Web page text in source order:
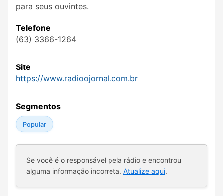
para seus ouvintes.
Telefone
(63) 3366-1264
Site
https://www.radioojornal.com.br
Segmentos
Popular
Se você é o responsável pela rádio e encontrou
alguma informação incorreta. Atualize aqui.